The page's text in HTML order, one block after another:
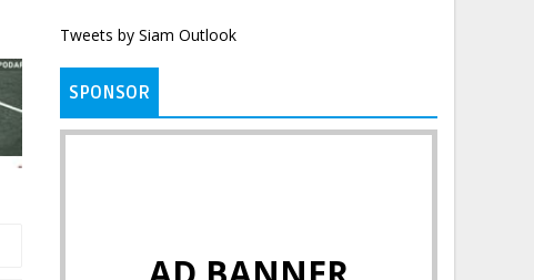
Tweets by Siam Outlook
SPONSOR